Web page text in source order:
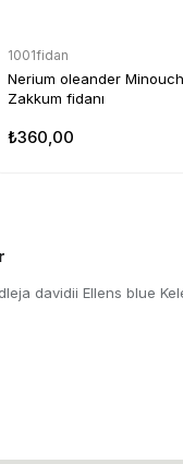
1001fidan
Nerium oleander
Zakkum fidanı
₺360,00
davidii Ellens blue